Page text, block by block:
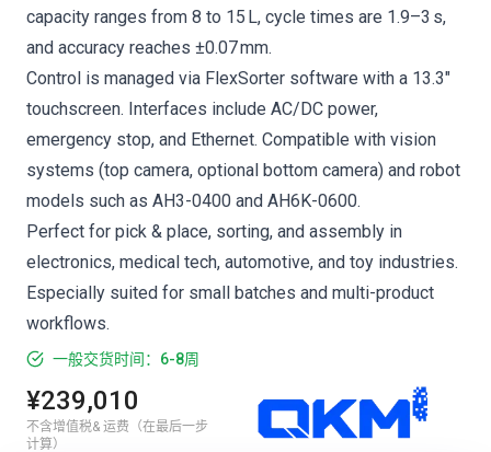
capacity ranges from 8 to 15 L, cycle times are 1.9–3 s,
and accuracy reaches ±0.07 mm.
Control is managed via FlexSorter software with a 13.3″
touchscreen. Interfaces include AC/DC power,
emergency stop, and Ethernet. Compatible with vision
systems (top camera, optional bottom camera) and robot
models such as AH3-0400 and AH6K-0600.
Perfect for pick & place, sorting, and assembly in
electronics, medical tech, automotive, and toy industries.
Especially suited for small batches and multi-product
workflows.
一般交货时间：6-8周
¥239,010
不含增值税& 运费（在最后一步
计算）